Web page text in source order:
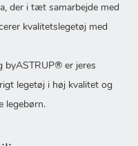
der i tæt samarbejde med
kvalitetslegetøj med
byASTRUP® er jeres
legetøj i høj kvalitet og
legebørn.